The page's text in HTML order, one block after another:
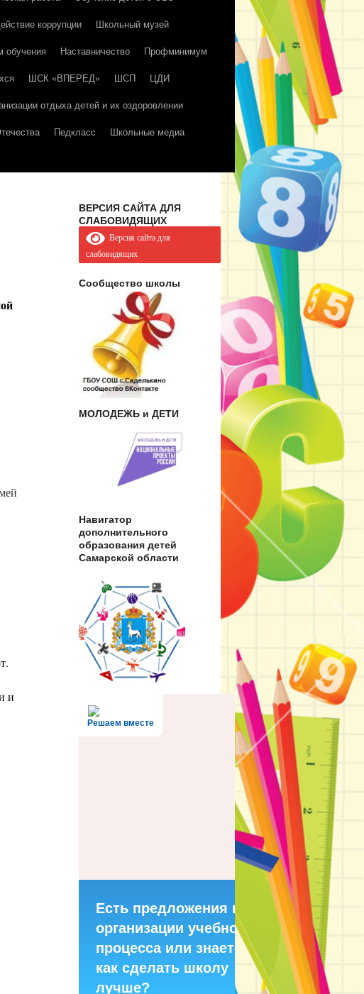
коррупции
Школьный музей
обучения Наставничество
Профминимум
ШСК «ВПЕРЕД» ШСП
ЦДИ
отдыха детей и их оздоровлении
Педкласс
Школьные медиа
и
ВЕРСИЯ САЙТА ДЛЯ
СЛАБОВИДЯЩИХ
Версия сайта для
слабовидящих
Сообщество школы
МОЛОДЕЖЬ и ДЕТИ
Навигатор
дополнительного
образования детей
Самарской области
Решаем вместе
Есть предложения по
организации учебного
процесса или знаете,
как сделать школу
лучше?